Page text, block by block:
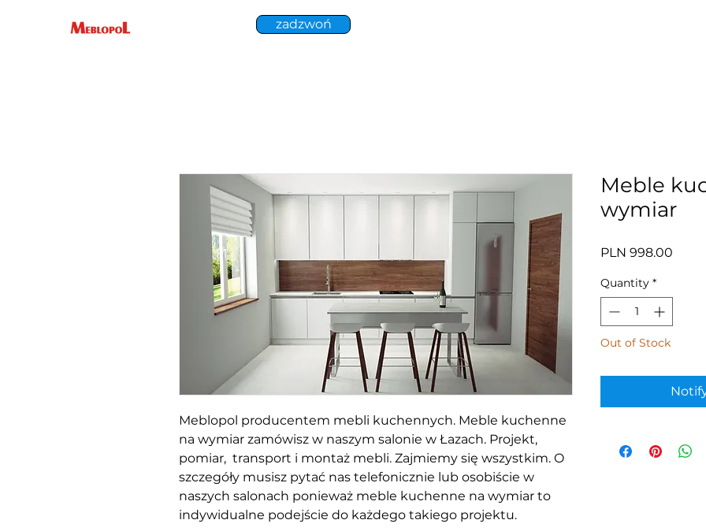
zadzwoń
Meblopol producentem mebli kuchennych. Meble kuchenne
na wymiar zamówisz w naszym salonie w Łazach. Projekt,
pomiar, transport i montaż mebli. Zajmiemy się wszystkim. O
szczegóły musisz pytać nas telefonicznie lub osobiście w
naszych salonach ponieważ meble kuchenne na wymiar to
indywidualne podejście do każdego takiego projektu.
Meble
wymiar
PLN 998.00
Quantity *
Out of Stock